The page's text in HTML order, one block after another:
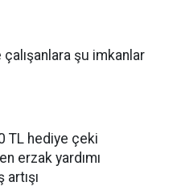
şu imkanlar
TL hediye çeki
erzak yardımı